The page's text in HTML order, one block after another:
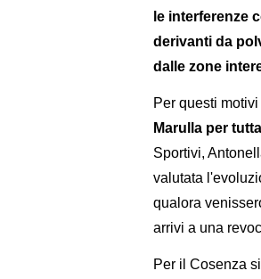
le interferenze
derivanti da
dalle zone
Per questi
Marulla per
Sportivi,
valutata
qualora
arrivi a una
Per il Cosenza